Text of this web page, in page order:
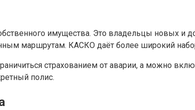
имущества. Это владельцы новых и
маршрутам. КАСКО даёт более широкий
страхованием от аварии, а можно
полис.